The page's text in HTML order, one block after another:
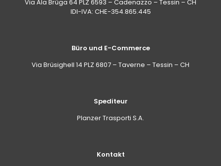
Via Ala Brüga 64 PLZ 6593 – Cadenazzo – Tessin – CH
IDI-IVA: CHE-354.865.445
Büro und E-Commerce
Via Brüsighell 14 PLZ 6807 – Taverne – Tessin – CH
Spediteur
Planzer Trasporti S.A.
Kontakt